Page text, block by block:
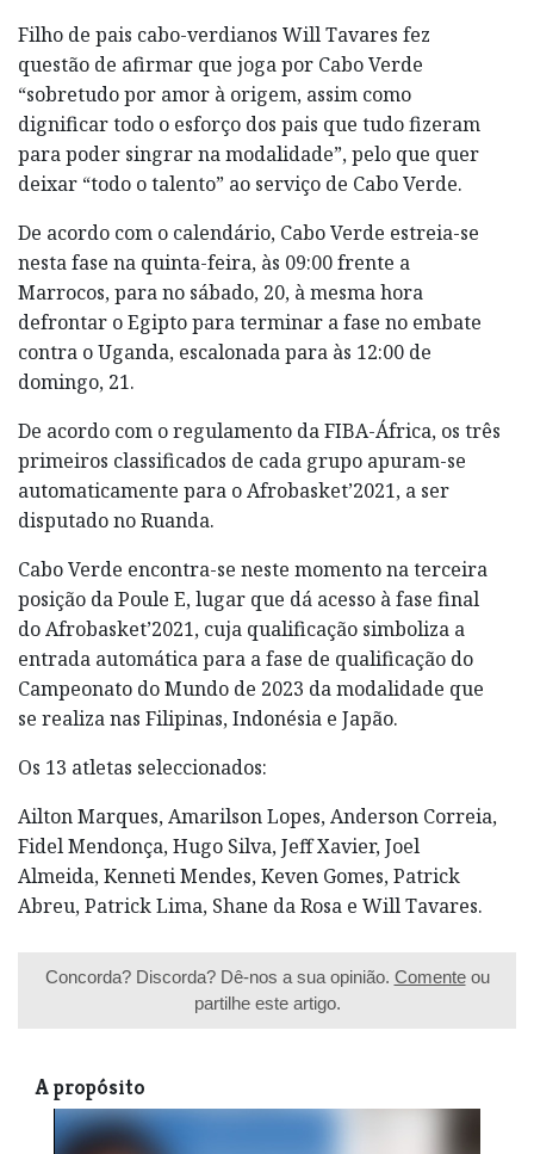
Filho de pais cabo-verdianos Will Tavares fez
questão de afirmar que joga por Cabo Verde
“sobretudo por amor à origem, assim como
dignificar todo o esforço dos pais que tudo fizeram
para poder singrar na modalidade”, pelo que quer
deixar “todo o talento” ao serviço de Cabo Verde.
De acordo com o calendário, Cabo Verde estreia-se
nesta fase na quinta-feira, às 09:00 frente a
Marrocos, para no sábado, 20, à mesma hora
defrontar o Egipto para terminar a fase no embate
contra o Uganda, escalonada para às 12:00 de
domingo, 21.
De acordo com o regulamento da FIBA-África, os três
primeiros classificados de cada grupo apuram-se
automaticamente para o Afrobasket’2021, a ser
disputado no Ruanda.
Cabo Verde encontra-se neste momento na terceira
posição da Poule E, lugar que dá acesso à fase final
do Afrobasket’2021, cuja qualificação simboliza a
entrada automática para a fase de qualificação do
Campeonato do Mundo de 2023 da modalidade que
se realiza nas Filipinas, Indonésia e Japão.
Os 13 atletas seleccionados:
Ailton Marques, Amarilson Lopes, Anderson Correia,
Fidel Mendonça, Hugo Silva, Jeff Xavier, Joel
Almeida, Kenneti Mendes, Keven Gomes, Patrick
Abreu, Patrick Lima, Shane da Rosa e Will Tavares.
Concorda? Discorda? Dê-nos a sua opinião. Comenteou
partilhe este artigo.
A propósito